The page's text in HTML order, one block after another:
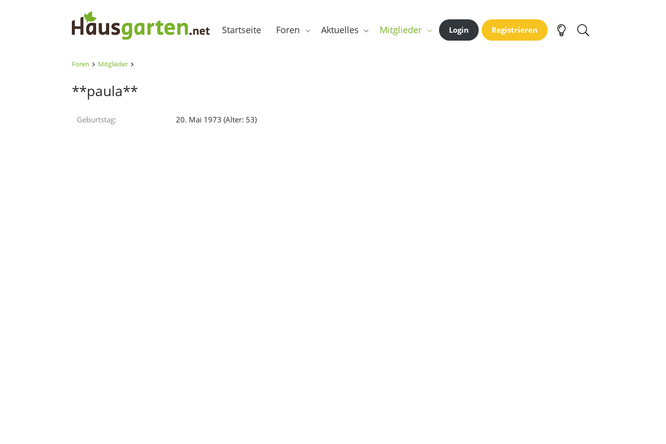
Startseite Foren Aktuelles Mitglieder Login Registrieren
Foren Mitglieder
**paula**
Geburtstag 20. Mai 1973 (Alter: 53)